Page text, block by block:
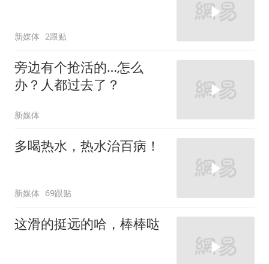
新媒体 2跟贴
旁边有个抢活的…怎么
办？人都过去了？
新媒体
多喝热水，热水治百病！
新媒体 69跟贴
这滑的挺远的哈，棒棒哒